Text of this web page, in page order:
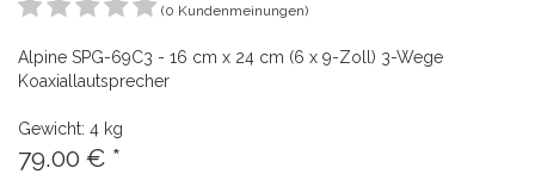
(0 Kundenmeinungen)
Alpine SPG-69C3 - 16 cm x 24 cm (6 x 9-Zoll) 3-Wege
Koaxiallautsprecher
Gewicht: 4 kg
79.00 € *